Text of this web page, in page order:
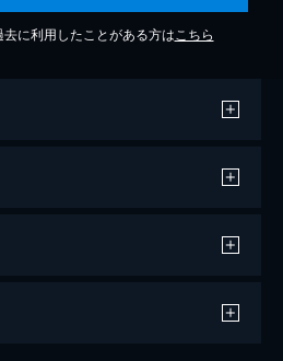
に利用したことがある方は こちら